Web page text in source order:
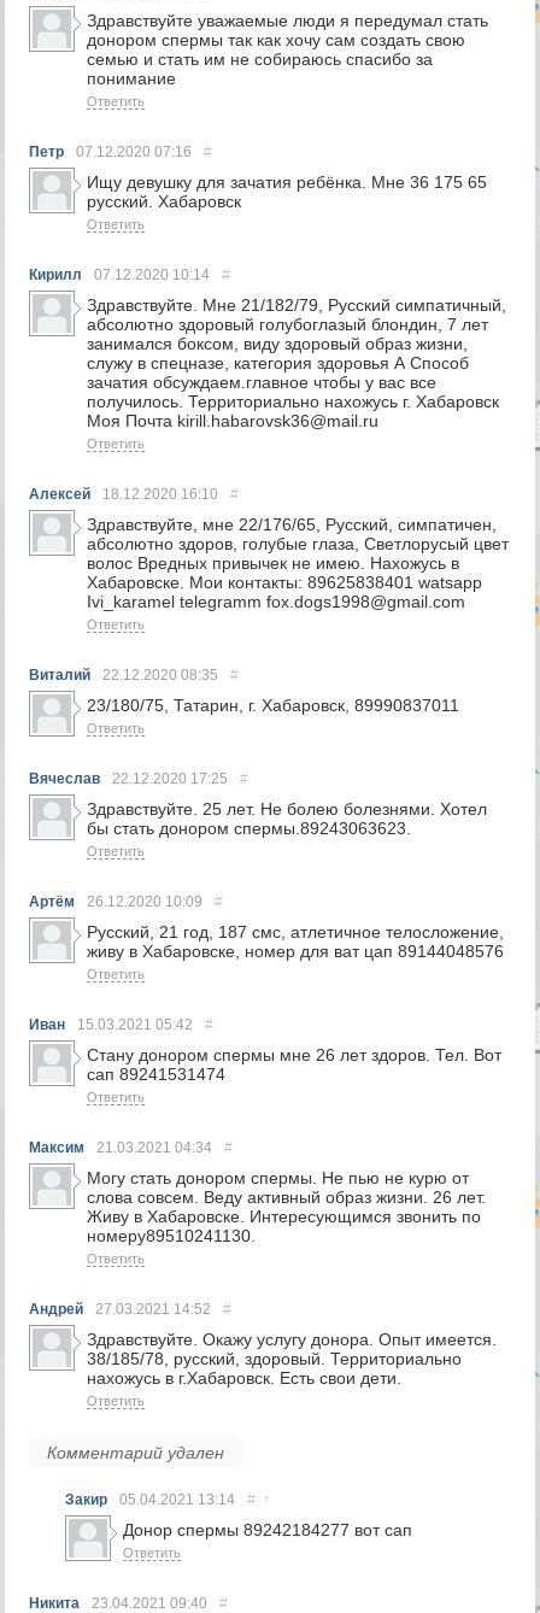
Здравствуйте уважаемые люди я передумал стать
донором спермы так как хочу сам создать свою
семью и стать им не собираюсь спасибо за
понимание
Ответить
Петр 07.12.2020 07:16 #
Ищу девушку для зачатия ребёнка. Мне 36 175 65
русский. Хабаровск
Ответить
Кирилл 07.12.2020 10:14 #
Здравствуйте. Мне 21/182/79, Русский симпатичный,
абсолютно здоровый голубоглазый блондин, 7 лет
занимался боксом, виду здоровый образ жизни,
служу в спецназе, категория здоровья А Способ
зачатия обсуждаем.главное чтобы у вас все
получилось. Территориально нахожусь г. Хабаровск
Моя Почта kirill.habarovsk36@mail.ru
Ответить
Алексей 18.12.2020 16:10 #
Здравствуйте, мне 22/176/65, Русский, симпатичен,
абсолютно здоров, голубые глаза, Светлорусый цвет
волос Вредных привычек не имею. Нахожусь в
Хабаровске. Мои контакты: 89625838401 watsapp
Ivi_karamel telegramm fox.dogs1998@gmail.com
Ответить
Виталий 22.12.2020 08:35 #
23/180/75, Татарин, г. Хабаровск, 89990837011
Ответить
Вячеслав 22.12.2020 17:25 #
Здравствуйте. 25 лет. Не болею болезнями. Хотел
бы стать донором спермы.89243063623.
Ответить
Артём 26.12.2020 10:09 #
Русский, 21 год, 187 смс, атлетичное телосложение,
живу в Хабаровске, номер для ват цап 89144048576
Ответить
Иван 15.03.2021 05:42 #
Стану донором спермы мне 26 лет здоров. Тел. Вот
сап 89241531474
Ответить
Максим 21.03.2021 04:34 #
Могу стать донором спермы. Не пью не курю от
слова совсем. Веду активный образ жизни. 26 лет.
Живу в Хабаровске. Интересующимся звонить по
номеру89510241130.
Ответить
Андрей 27.03.2021 14:52 #
Здравствуйте. Окажу услугу донора. Опыт имеется.
38/185/78, русский, здоровый. Территориально
нахожусь в г.Хабаровск. Есть свои дети.
Ответить
Комментарий удален
Закир 05.04.2021 13:14 # ↑
Донор спермы 89242184277 вот сап
Ответить
Никита 23.04.2021 09:40 #